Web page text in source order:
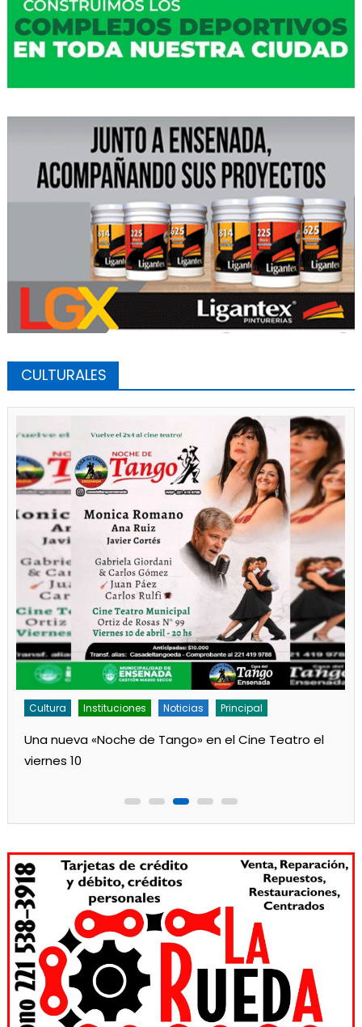
CULTURALES
Cultura Instituciones Noticias Principal
Una nueva «Noche de Tango» en el Cine Teatro el
viernes 10